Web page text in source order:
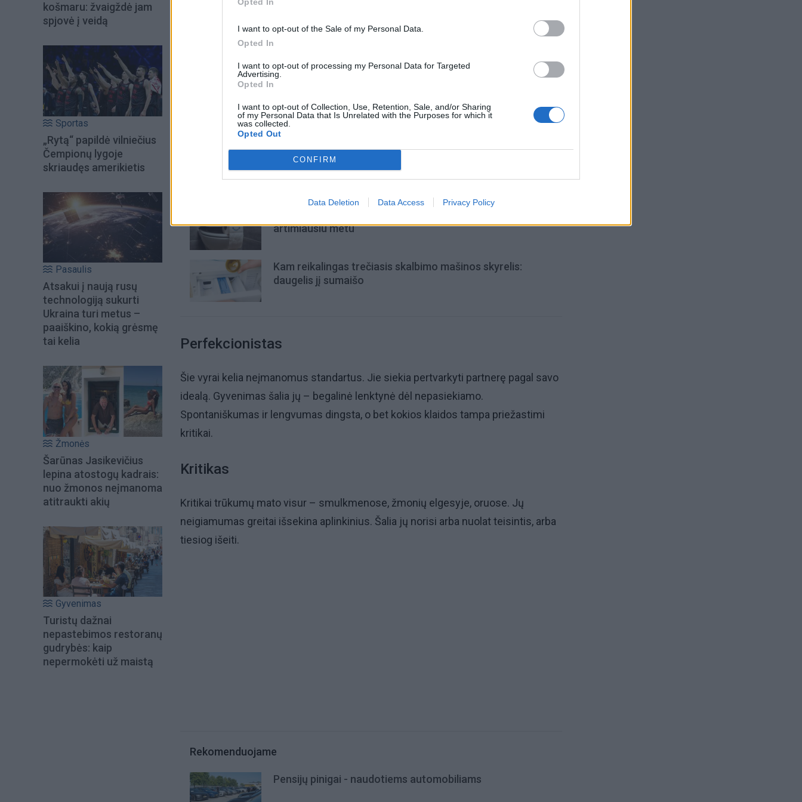
I want to opt-out of the Sale of my Personal Data.
Opted In
I want to opt-out of processing my Personal Data for Targeted
Advertising.
Opted In
I want to opt-out of Collection, Use, Retention, Sale, and/or Sharing
of my Personal Data that Is Unrelated with the Purposes for which it
was collected.
Opted Out
CONFIRM
Data Deletion Data Access Privacy Policy
košmaru: žvaigždė jam
spjovė į veidą
Sportas
„Rytą“ papildė vilniečius
Čempionų lygoje
skriaudęs amerikietis
Pasaulis
Atsakui į naują rusų
technologiją sukurti
Ukraina turi metus –
paaiškino, kokią grėsmę
tai kelia
Žmonės
Šarūnas Jasikevičius
lepina atostogų kadrais:
nuo žmonos neįmanoma
atitraukti akių
Gyvenimas
Turistų dažnai
nepastebimos restoranų
gudrybės: kaip
nepermokėti už maistą
artimiausiu metu
Kam reikalingas trečiasis skalbimo mašinos skyrelis:
daugelis jį sumaišo
Perfekcionistas
Šie vyrai kelia neįmanomus standartus. Jie siekia pertvarkyti partnerę pagal savo
idealą. Gyvenimas šalia jų – begalinė lenktynė dėl nepasiekiamo.
Spontaniškumas ir lengvumas dingsta, o bet kokios klaidos tampa priežastimi
kritikai.
Kritikas
Kritikai trūkumų mato visur – smulkmenose, žmonių elgesyje, oruose. Jų
neigiamumas greitai išsekina aplinkinius. Šalia jų norisi arba nuolat teisintis, arba
tiesiog išeiti.
Rekomenduojame
Pensijų pinigai - naudotiems automobiliams